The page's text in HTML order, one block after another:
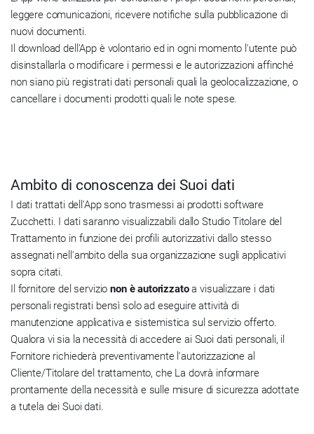
leggere comunicazioni, ricevere notifiche sulla pubblicazione di
nuovi documenti.
Il download dell'App è volontario ed in ogni momento l'utente può
disinstallarla o modificare i permessi e le autorizzazioni affinché
non siano più registrati dati personali quali la geolocalizzazione, o
cancellare i documenti prodotti quali le note spese.
Ambito di conoscenza dei Suoi dati
I dati trattati dell'App sono trasmessi ai prodotti software
Zucchetti. I dati saranno visualizzabili dallo Studio Titolare del
Trattamento in funzione dei profili autorizzativi dallo stesso
assegnati nell'ambito della sua organizzazione sugli applicativi
sopra citati.
Il fornitore del servizionon è autorizzatoa visualizzare i dati
personali registrati bensì solo ad eseguire attività di
manutenzione applicativa e sistemistica sul servizio offerto.
Qualora vi sia la necessità di accedere ai Suoi dati personali, il
Fornitore richiederà preventivamente l'autorizzazione al
Cliente/Titolare del trattamento, che La dovrà informare
prontamente della necessità e sulle misure di sicurezza adottate
a tutela dei Suoi dati.